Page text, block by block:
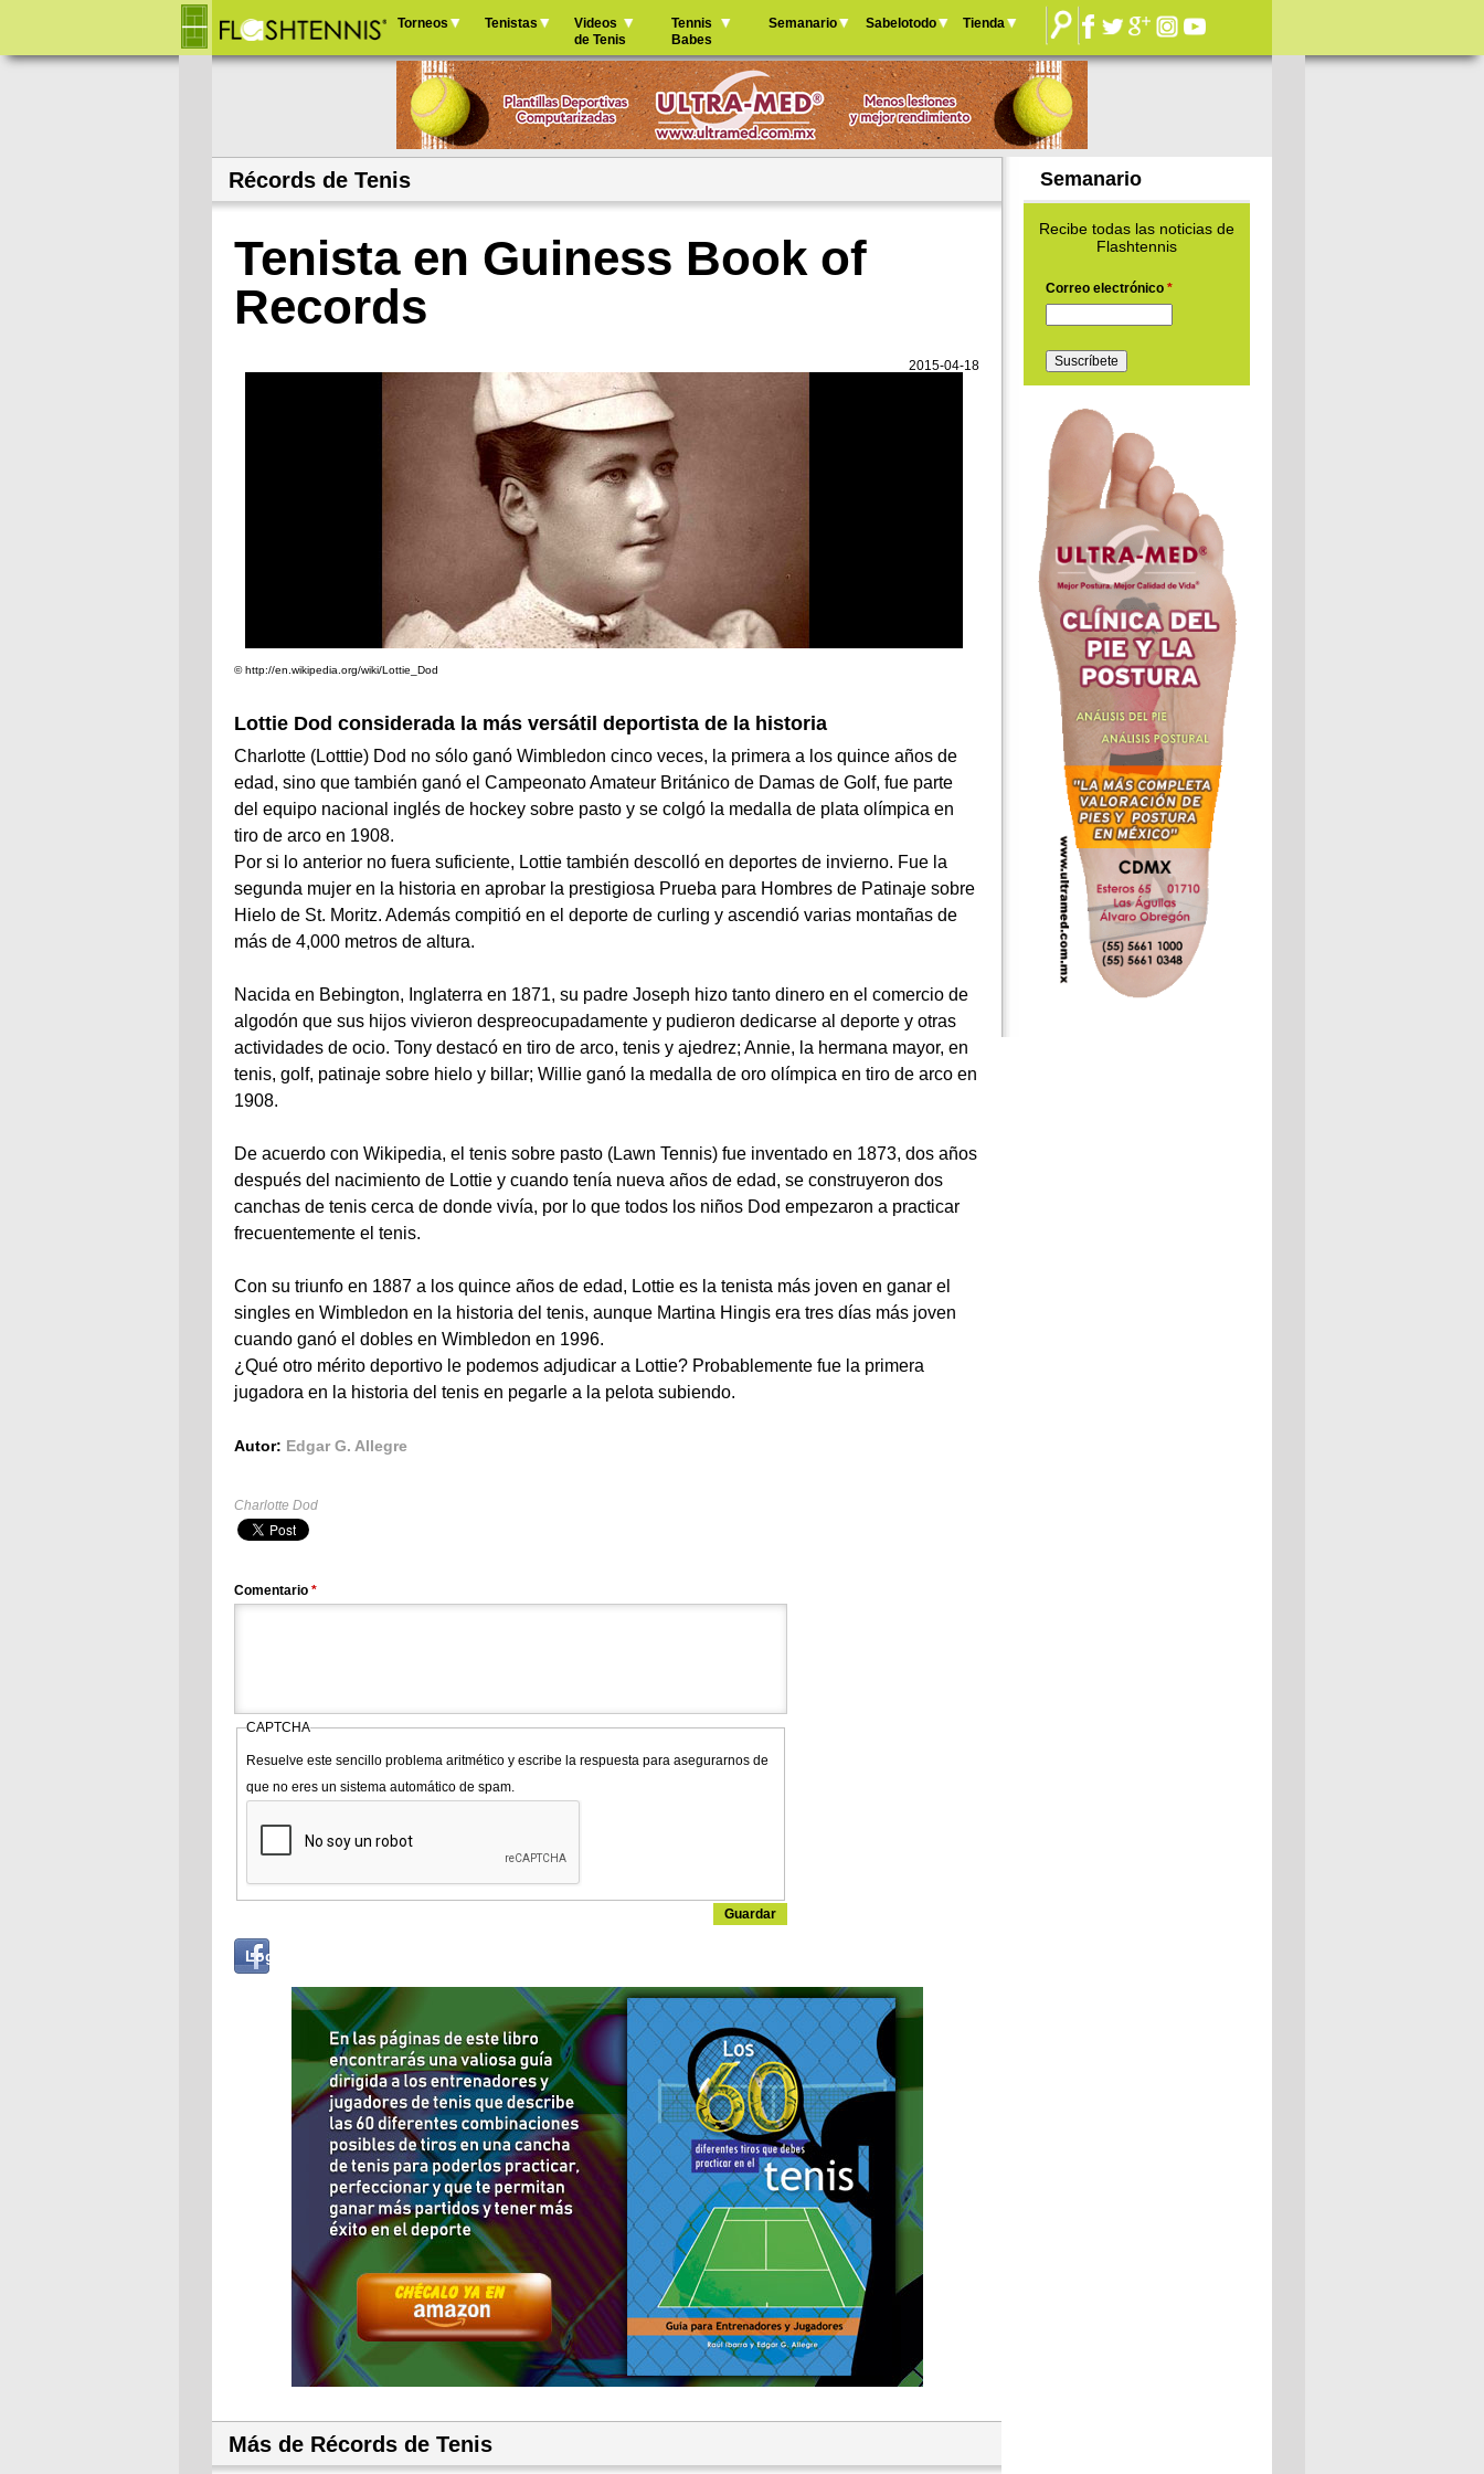
Jump to navigation
principal
Torneos Tenistas
Videos
de Tenis
Tennis
Babes
Semanario Sabelotodo Tienda
Récords de Tenis
Tenista en Guiness Book of
Records
2015-04-18
© http://en.wikipedia.org/wiki/Lottie_Dod
Lottie Dod considerada la más versátil deportista de la historia
Charlotte (Lotttie) Dod no sólo ganó Wimbledon cinco veces, la primera a los quince años de
edad, sino que también ganó el Campeonato Amateur Británico de Damas de Golf, fue parte
del equipo nacional inglés de hockey sobre pasto y se colgó la medalla de plata olímpica en
tiro de arco en 1908.
Por si lo anterior no fuera suficiente, Lottie también descolló en deportes de invierno. Fue la
segunda mujer en la historia en aprobar la prestigiosa Prueba para Hombres de Patinaje sobre
Hielo de St. Moritz. Además compitió en el deporte de curling y ascendió varias montañas de
más de 4,000 metros de altura.
Nacida en Bebington, Inglaterra en 1871, su padre Joseph hizo tanto dinero en el comercio de
algodón que sus hijos vivieron despreocupadamente y pudieron dedicarse al deporte y otras
actividades de ocio. Tony destacó en tiro de arco, tenis y ajedrez; Annie, la hermana mayor, en
tenis, golf, patinaje sobre hielo y billar; Willie ganó la medalla de oro olímpica en tiro de arco en
1908.
De acuerdo con Wikipedia, el tenis sobre pasto (Lawn Tennis) fue inventado en 1873, dos años
después del nacimiento de Lottie y cuando tenía nueva años de edad, se construyeron dos
canchas de tenis cerca de donde vivía, por lo que todos los niños Dod empezaron a practicar
frecuentemente el tenis.
Con su triunfo en 1887 a los quince años de edad, Lottie es la tenista más joven en ganar el
singles en Wimbledon en la historia del tenis, aunque Martina Hingis era tres días más joven
cuando ganó el dobles en Wimbledon en 1996.
¿Qué otro mérito deportivo le podemos adjudicar a Lottie? Probablemente fue la primera
jugadora en la historia del tenis en pegarle a la pelota subiendo.
Autor: Edgar G. Allegre
Charlotte Dod
Comentario *
CAPTCHA
Resuelve este sencillo problema aritmético y escribe la respuesta para asegurarnos de
que no eres un sistema automático de spam.
Log in with...
Más de Récords de Tenis
Semanario
Recibe todas las noticias de
Flashtennis
Correo electrónico *